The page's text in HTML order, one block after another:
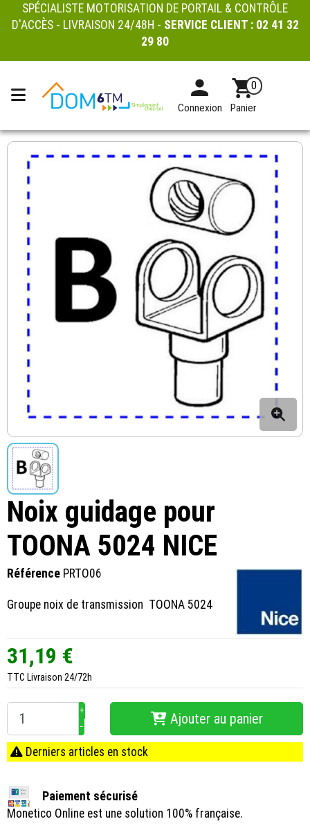
SPÉCIALISTE MOTORISATION DE PORTAIL & CONTRÔLE
D'ACCÈS - LIVRAISON 24/48H - SERVICE CLIENT : 02 41 32
29 80
Connexion
0
Panier
Noix guidage pour
TOONA 5024 NICE
Référence PRTO06
Groupe noix de transmission TOONA 5024
31,19 €
TTC Livraison 24/72h
+
−
Ajouter au panier
Derniers articles en stock
Paiement sécurisé
Monetico Online est une solution 100% française.